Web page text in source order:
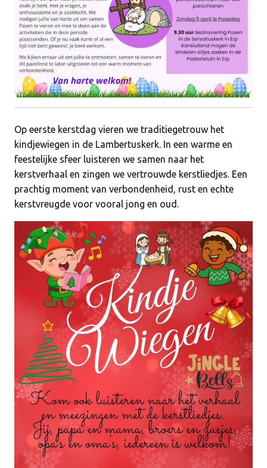
Op eerste kerstdag vieren we traditiegetrouw het
kindjewiegen in de Lambertuskerk. In een warme en
feestelijke sfeer luisteren we samen naar het
kerstverhaal en zingen we vertrouwde kerstliedjes. Een
prachtig moment van verbondenheid, rust en echte
kerstvreugde voor vooral jong en oud.